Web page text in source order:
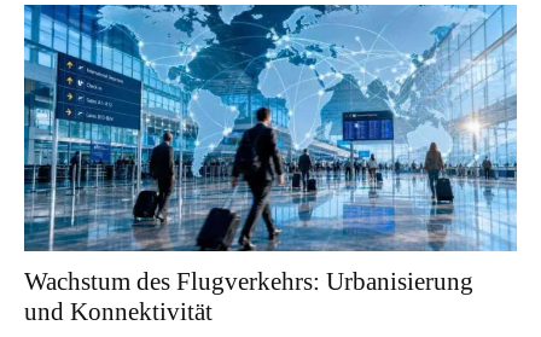
Wachstum des Flugverkehrs: Urbanisierung
und Konnektivität